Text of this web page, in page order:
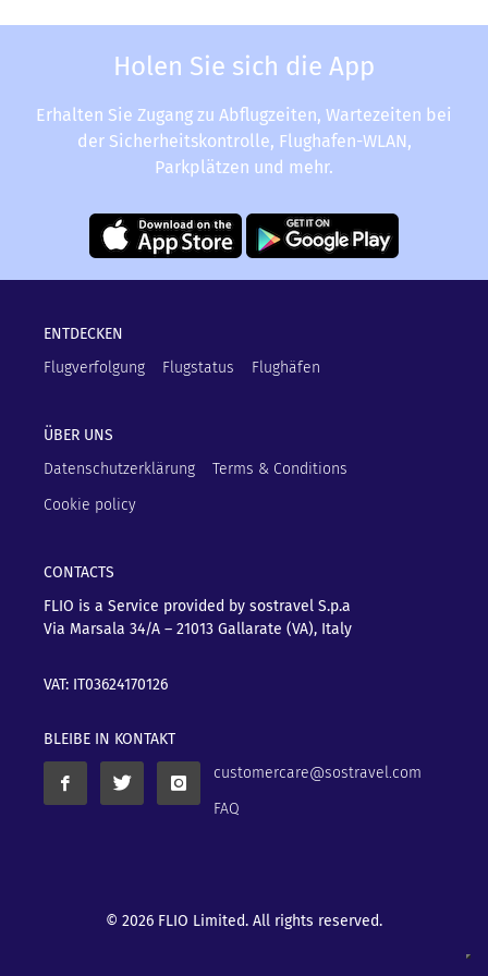
Holen Sie sich die App
Erhalten Sie Zugang zu Abflugzeiten, Wartezeiten bei
der Sicherheitskontrolle, Flughafen-WLAN,
Parkplätzen und mehr.
ENTDECKEN
Flugverfolgung
Flugstatus Flughäfen
ÜBER UNS
Datenschutzerklärung
Terms & Conditions
Cookie policy
CONTACTS
FLIO is a Service provided by sostravel S.p.a
Via Marsala 34/A – 21013 Gallarate (VA), Italy
VAT: IT03624170126
BLEIBE IN KONTAKT
customercare@sostravel.com
FAQ
© 2026 FLIO Limited. All rights reserved.